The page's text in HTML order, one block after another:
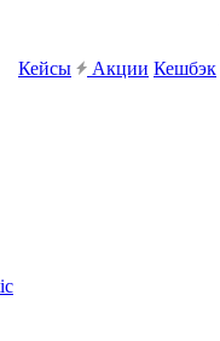
Кейсы Акции Кешбэк